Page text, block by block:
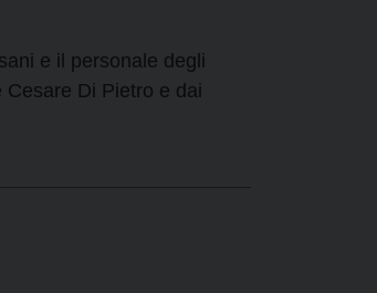
e il personale degli
Cesare Di Pietro e dai